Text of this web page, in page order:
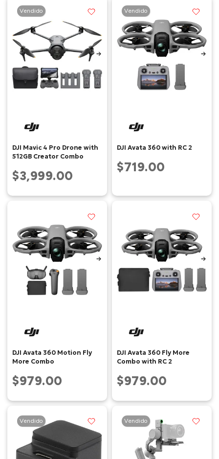
Vendido
DJI Mavic 4 Pro Drone with
512GB Creator Combo
$3,999.00
Vendido
DJI Avata 360 with RC 2
$719.00
DJI Avata 360 Motion Fly
More Combo
$979.00
DJI Avata 360 Fly More
Combo with RC 2
$979.00
Vendido Vendido